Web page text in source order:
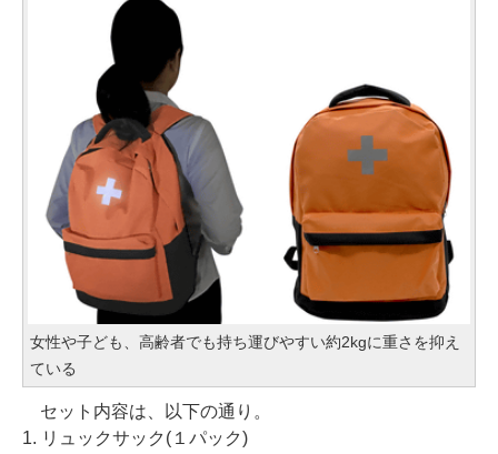
女性や子ども、高齢者でも持ち運びやすい約2kgに重さを抑え
ている
セット内容は、以下の通り。
1. リュックサック(１パック)